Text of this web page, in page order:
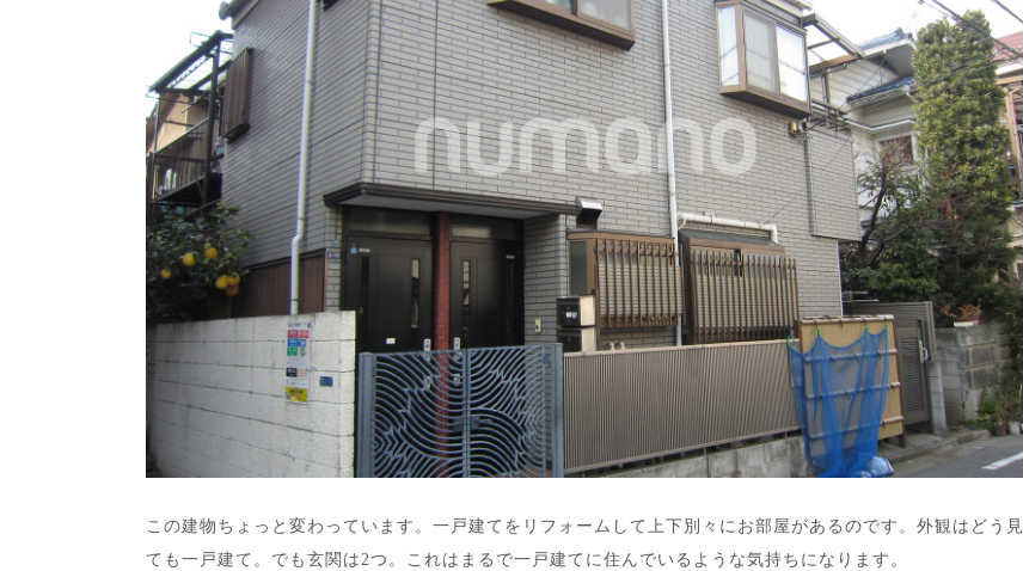
この建物ちょっと変わっています。一戸建てをリフォームして上下別々にお部屋があるのです。外観はどう見
ても一戸建て。でも玄関は2つ。これはまるで一戸建てに住んでいるような気持ちになります。